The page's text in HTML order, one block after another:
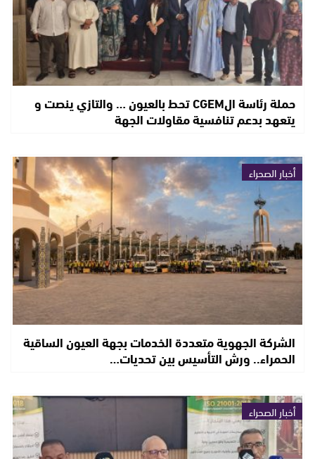
حملة رئاسة الCGEM تحط بالعيون … والتازي ينصت و
يتعهد بدعم تنافسية مقاولات الجهة
أخبار الصحراء
الشركة الجهوية متعددة الخدمات بجهة العيون الساقية
الحمراء.. ورش التأسيس بين تحديات…
أخبار الصحراء